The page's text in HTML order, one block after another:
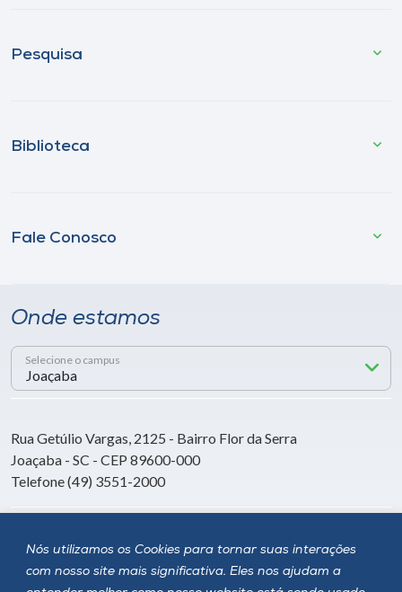
Nós utilizamos os Cookies para tornar suas interações
com nosso site mais significativa. Eles nos ajudam a
Pesquisa
Biblioteca
Fale Conosco
Onde estamos
Selecione o campus
Rua Getúlio Vargas, 2125 - Bairro Flor da Serra
Joaçaba - SC - CEP 89600-000
Telefone (49) 3551-2000
Siga a Unoesc